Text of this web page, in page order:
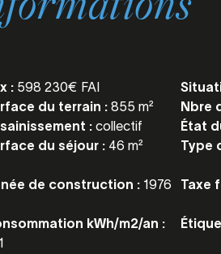
: 598 230€ FAI
du terrain : 855 m² Nbre
: collectif État
du séjour : 46 m² Type
de construction : 1976 Taxe
kWh/m2/an :